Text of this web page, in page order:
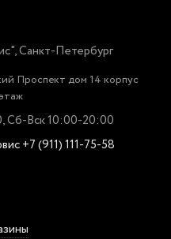
Санкт-Петербург
Проспект дом 14 корпус
Сб-Вск 10:00-20:00
+7 (911) 111-75-58